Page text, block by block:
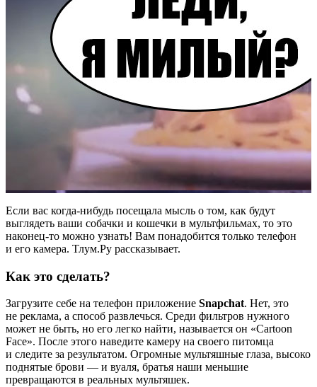
Если вас когда-нибудь посещала мысль о том, как будут
выглядеть ваши собачки и кошечки в мультфильмах, то это
наконец-то можно узнать! Вам понадобится только телефон
и его камера. Тлум.Ру рассказывает.
Как это сделать?
Загрузите себе на телефон приложение Snapchat. Нет, это
не реклама, а способ развлечься. Среди фильтров нужного
может не быть, но его легко найти, называется он «Cartoon
Face». После этого наведите камеру на своего питомца
и следите за результатом. Огромные мультяшные глаза, высоко
поднятые брови — и вуаля, братья наши меньшие
превращаются в реальных мультяшек.